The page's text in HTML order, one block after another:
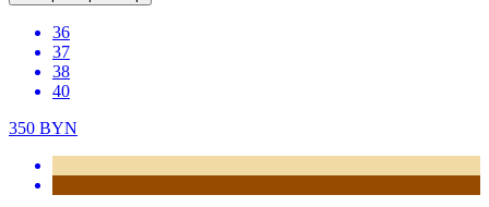
36
37
38
40
350 BYN